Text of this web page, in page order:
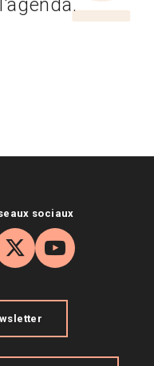
sociaux
X YouTube